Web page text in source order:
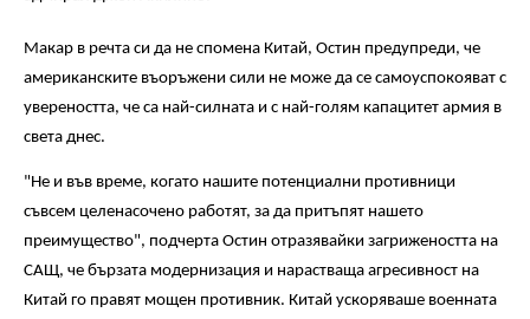
Макар в речта си да не спомена Китай, Остин предупреди, че
американските въоръжени сили не може да се самоуспокояват с
увереността, че са най-силната и с най-голям капацитет армия в
света днес.
"Не и във време, когато нашите потенциални противници
съвсем целенасочено работят, за да притъпят нашето
преимущество", подчерта Остин отразявайки загрижеността на
САЩ, че бързата модернизация и нарастваща агресивност на
Китай го правят мощен противник. Китай ускоряваше военната